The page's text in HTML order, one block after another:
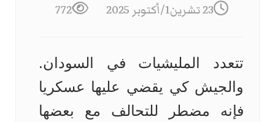
23 تشرين1/أكتوبر 2025
772
تتعدد المليشيات في السودان.
والجيش كي يقضي عليها عسكريا
فإنه مضطر للتحالف مع بعضها